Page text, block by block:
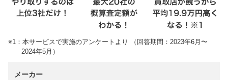
※1：本サービスで実施のアンケートより （回答期間：2023年6月〜
2024年5月）
メーカー